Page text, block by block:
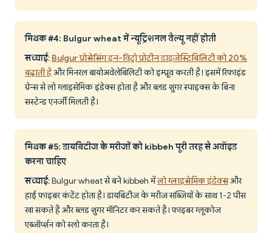
मिथक #4: Bulgur wheat में न्यूट्रिशनल वैल्यू नहीं होती
सच्चाई: Bulgur प्रोसेसिंग इन-विट्रो प्रोटीन डाइजेस्टिबिलिटी को 20%
बढ़ाती हैऔर मिनरल बायोअवेलेबिलिटी को इम्प्रूव करती है। इसमें रिफाइंड
ग्रेन्स से लो ग्लाइसेमिक इंडेक्स होता है और ब्लड शुगर स्पाइक्स के बिना
सस्टेन्ड एनर्जी मिलती है।
मिथक #5: डायबिटीज के मरीजों को kibbeh पूरी तरह से अवॉइड
करना चाहिए
सच्चाई: Bulgur wheat से बने kibbeh मेंलो ग्लाइसेमिक इंडेक्सऔर
हाई फाइबर कंटेंट होता है। डायबिटीज के मरीज सब्जियों के साथ 1-2 पीस
खा सकते हैं और ब्लड शुगर मॉनिटर कर सकते हैं। फाइबर ग्लूकोज
एब्जॉर्प्शन को स्लो करता है।